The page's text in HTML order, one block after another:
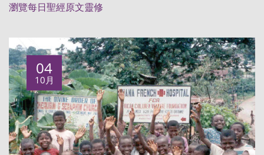
瀏覽每日聖經原文靈修
04
10月